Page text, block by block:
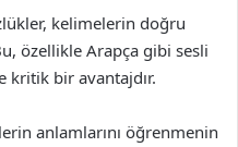
kelimelerin doğru
özellikle Arapça gibi sesli
bir avantajdır.
anlamlarını öğrenmenin